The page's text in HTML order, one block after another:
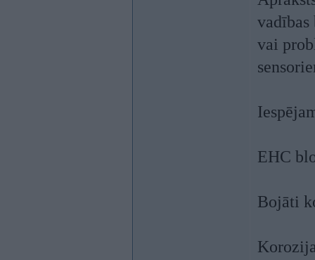
vadības
vai
EHC
Bojāti